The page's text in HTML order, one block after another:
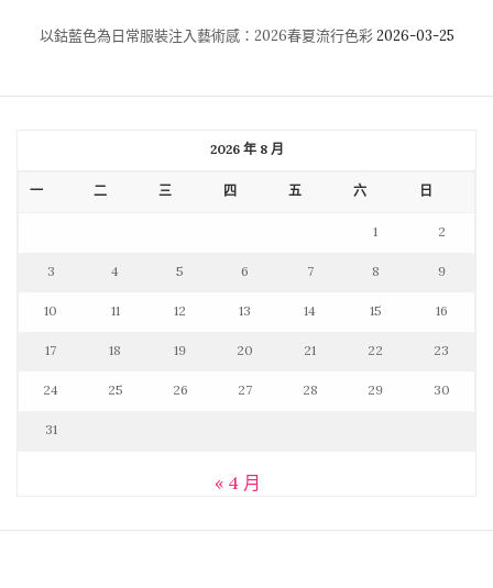
以鈷藍色為日常服裝注入藝術感：2026春夏流行色彩 2026-03-25
2026 年 8 月
一 二 三 四 五 六 日
1 2
3 4 5 6 7 8 9
10 11 12 13 14 15 16
17 18 19 20 21 22 23
24 25 26 27 28 29 30
31
« 4 月